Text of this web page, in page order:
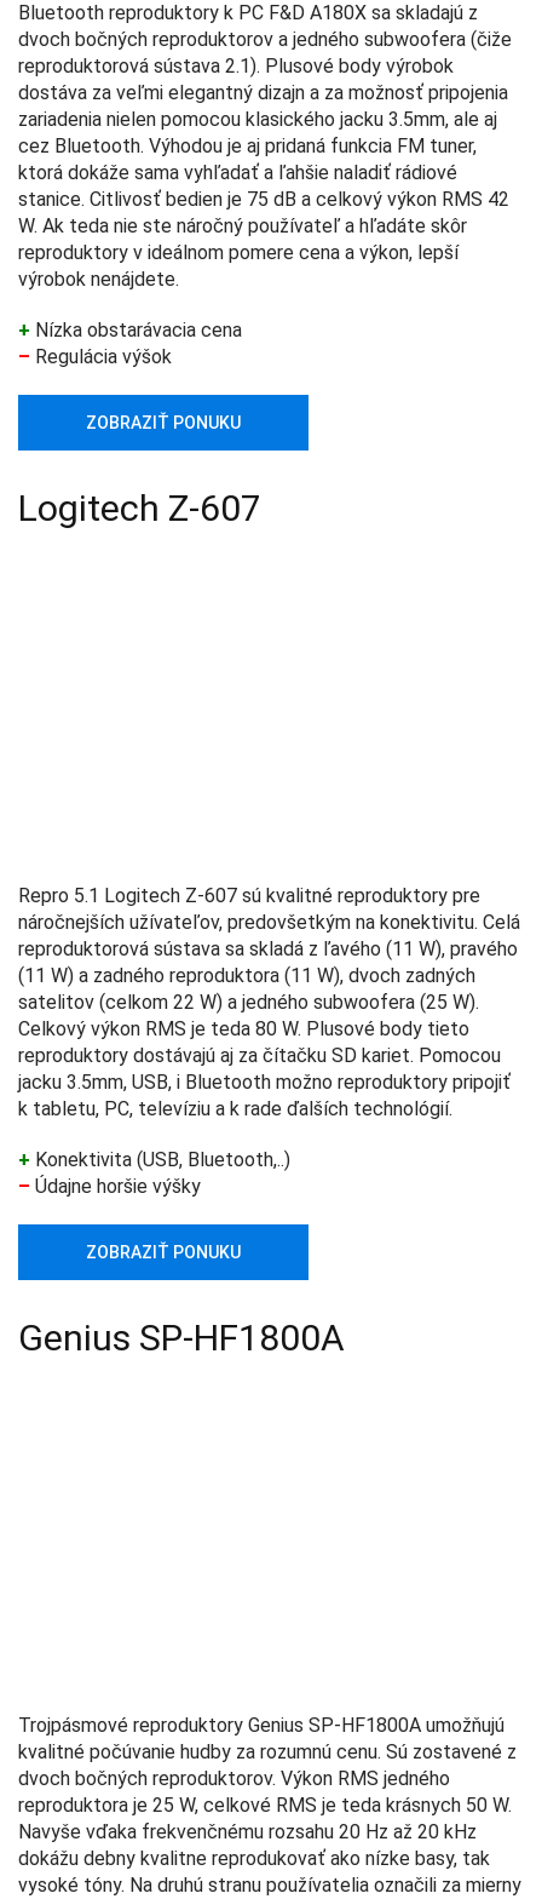
Bluetooth reproduktory k PC F&D A180X sa skladajú z
dvoch bočných reproduktorov a jedného subwoofera (čiže
reproduktorová sústava 2.1). Plusové body výrobok
dostáva za veľmi elegantný dizajn a za možnosť pripojenia
zariadenia nielen pomocou klasického jacku 3.5mm, ale aj
cez Bluetooth. Výhodou je aj pridaná funkcia FM tuner,
ktorá dokáže sama vyhľadať a ľahšie naladiť rádiové
stanice. Citlivosť bedien je 75 dB a celkový výkon RMS 42
W. Ak teda nie ste náročný používateľ a hľadáte skôr
reproduktory v ideálnom pomere cena a výkon, lepší
výrobok nenájdete.
+ Nízka obstarávacia cena
– Regulácia výšok
ZOBRAZIŤ PONUKU
Logitech Z-607
Repro 5.1 Logitech Z-607 sú kvalitné reproduktory pre
náročnejších užívateľov, predovšetkým na konektivitu. Celá
reproduktorová sústava sa skladá z ľavého (11 W), pravého
(11 W) a zadného reproduktora (11 W), dvoch zadných
satelitov (celkom 22 W) a jedného subwoofera (25 W).
Celkový výkon RMS je teda 80 W. Plusové body tieto
reproduktory dostávajú aj za čítačku SD kariet. Pomocou
jacku 3.5mm, USB, i Bluetooth možno reproduktory pripojiť
k tabletu, PC, televíziu a k rade ďalších technológií.
+ Konektivita (USB, Bluetooth,..)
– Údajne horšie výšky
ZOBRAZIŤ PONUKU
Genius SP-HF1800A
Trojpásmové reproduktory Genius SP-HF1800A umožňujú
kvalitné počúvanie hudby za rozumnú cenu. Sú zostavené z
dvoch bočných reproduktorov. Výkon RMS jedného
reproduktora je 25 W, celkové RMS je teda krásnych 50 W.
Navyše vďaka frekvenčnému rozsahu 20 Hz až 20 kHz
dokážu debny kvalitne reprodukovať ako nízke basy, tak
vysoké tóny. Na druhú stranu používatelia označili za mierny